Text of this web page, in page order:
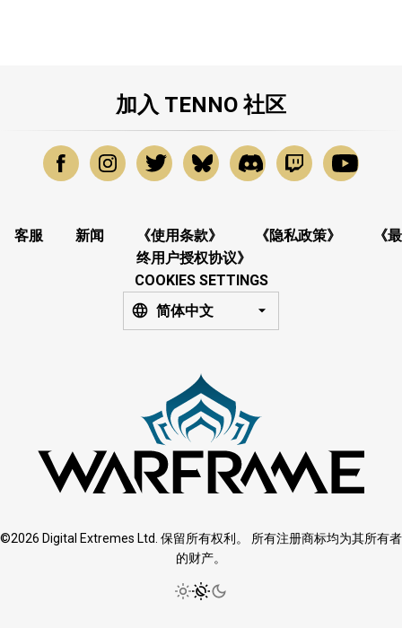
加入 TENNO 社区
客服 新闻 《使用条款》 《隐私政策》
《最
终用户授权协议》
COOKIES SETTINGS
简体中文
©2026 Digital Extremes Ltd. 保留所有权利。 所有注册商标均为其所有者
的财产。